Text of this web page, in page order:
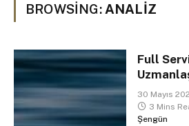
BROWSING: ANALIZ
Full
30 Mayıs
3 Mins
Şengün